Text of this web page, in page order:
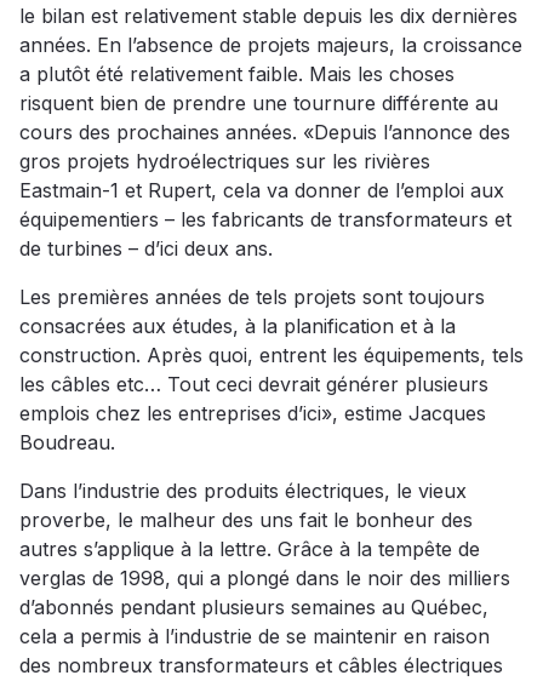
le bilan est relativement stable depuis les dix dernières
années. En l’absence de projets majeurs, la croissance
a plutôt été relativement faible. Mais les choses
risquent bien de prendre une tournure différente au
cours des prochaines années. «Depuis l’annonce des
gros projets hydroélectriques sur les rivières
Eastmain-1 et Rupert, cela va donner de l’emploi aux
équipementiers – les fabricants de transformateurs et
de turbines – d’ici deux ans.
Les premières années de tels projets sont toujours
consacrées aux études, à la planification et à la
construction. Après quoi, entrent les équipements, tels
les câbles etc… Tout ceci devrait générer plusieurs
emplois chez les entreprises d’ici», estime Jacques
Boudreau.
Dans l’industrie des produits électriques, le vieux
proverbe, le malheur des uns fait le bonheur des
autres s’applique à la lettre. Grâce à la tempête de
verglas de 1998, qui a plongé dans le noir des milliers
d’abonnés pendant plusieurs semaines au Québec,
cela a permis à l’industrie de se maintenir en raison
des nombreux transformateurs et câbles électriques